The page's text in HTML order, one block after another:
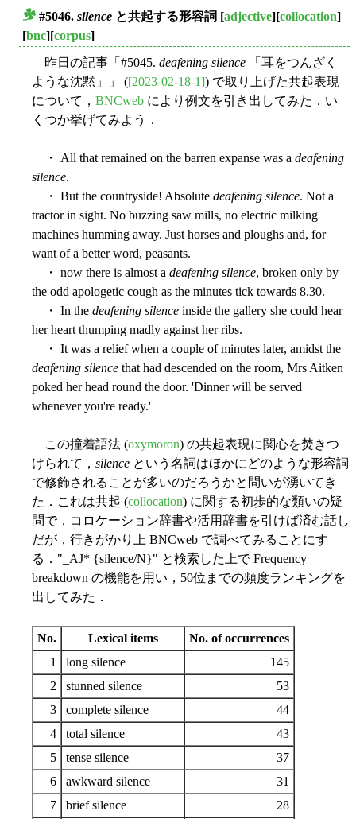
#5046. silence と共起する形容詞 [adjective][collocation]
[bnc][corpus]
昨日の記事「#5045. deafening silence 「耳をつんざく
ような沈黙」」 ([2023-02-18-1]) で取り上げた共起表現
について， BNCweb により例文を引き出してみた．い
くつか挙げてみよう．
・ All that remained on the barren expanse was a deafening
silence.
・ But the countryside! Absolute deafening silence. Not a
tractor in sight. No buzzing saw mills, no electric milking
machines humming away. Just horses and ploughs and, for
want of a better word, peasants.
・ now there is almost a deafening silence, broken only by
the odd apologetic cough as the minutes tick towards 8.30.
・ In the deafening silence inside the gallery she could hear
her heart thumping madly against her ribs.
・ It was a relief when a couple of minutes later, amidst the
deafening silence that had descended on the room, Mrs Aitken
poked her head round the door. 'Dinner will be served
whenever you're ready.'
この撞着語法 (oxymoron) の共起表現に関心を焚きつ
けられて， silence という名詞はほかにどのような形容詞
で修飾されることが多いのだろうかと問いが湧いてき
た．これは共起 (collocation) に関する初歩的な類いの疑
問で，コロケーション辞書や活用辞書を引けば済む話し
だが，行きがかり上 BNCweb で調べてみることにす
る．"_AJ* {silence/N}" と検索した上で Frequency
breakdown の機能を用い，50位までの頻度ランキングを
出してみた．
No. Lexical items
No. of occurrences
1
long silence
145
2
stunned silence
53
3
complete silence
44
4
total silence
43
5
tense silence
37
6
awkward silence
31
7
brief silence 28